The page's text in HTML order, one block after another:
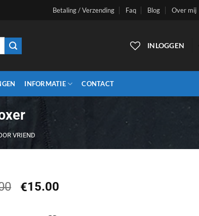
Betaling / Verzending Faq Blog Over mij
INLOGGEN
INFORMATIE CONTACT
VRIEND
Oorspronkelijke
€15.00